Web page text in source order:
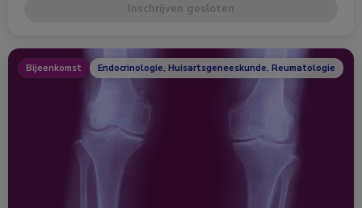
Inschrijven gesloten
Bijeenkomst Endocrinologie, Huisartsgeneeskunde, Reumatologie